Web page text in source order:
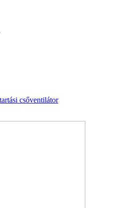
csőventilátor